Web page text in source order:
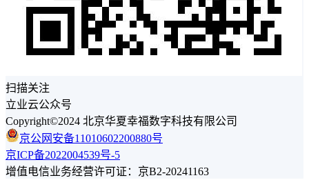
扫描关注
立业云公众号
Copyright©2024 北京华夏幸福数字科技有限公司
京公网安备11010602200880号
京ICP备2022004539号-5
增值电信业务经营许可证：京B2-20241163